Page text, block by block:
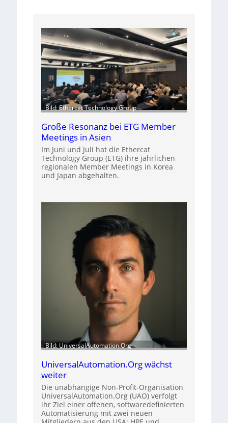
Bild: Ethercat Technology Group
Große Resonanz bei ETG Member
Meetings in Asien
Im Juni und Juli hat die Ethercat
Technology Group (ETG) ihre jährlichen
regionalen Member Meetings in Korea
und Japan abgehalten.
Bild: UniversalAutomation.Org
UniversalAutomation.Org wächst
weiter
Die unabhängige Non-Profit-Organisation
UniversalAutomation.Org (UAO) verfolgt
ihr Ziel einer offenen, softwaredefinierten
Automatisierung mit zwei neuen